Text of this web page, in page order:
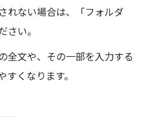
れない場合は、「フォルダ
さい。
全文や、その一部を入力する
くなります。